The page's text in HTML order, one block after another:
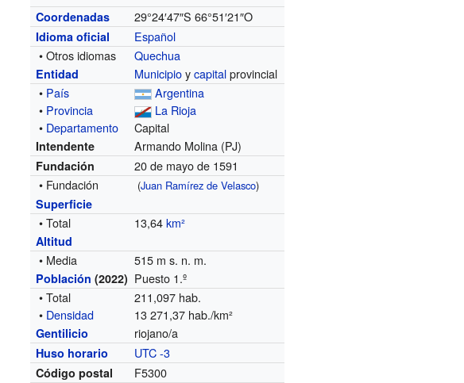
Coordenadas 29°24′47″S 66°51′21″O
Idioma oficial
Español
• Otros idiomas
Quechua
Entidad Municipioycapitalprovincial
• País
Argentina
• Provincia
La Rioja
• Departamento Capital
Intendente Armando Molina (PJ)
Fundación
20 de mayo de 1591
• Fundación
(Juan Ramírez de Velasco)
Superficie
• Total 13,64km²
Altitud
• Media 515 m s. n. m.
Población (2022) Puesto 1.º
• Total
211,097 hab.
• Densidad 13 271,37 hab./km²
Gentilicio riojano/a
Huso horario UTC -3
Código postal F5300